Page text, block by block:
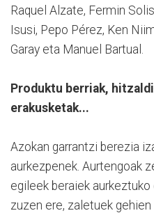
Raquel Alzate, Fermin
Isusi, Pepo Pérez, Ken
Garay eta Manuel Bartual.
Produktu berriak,
erakusketak...
Azokan garrantzi berezia
aurkezpenek. Aurtengoak
egileek beraiek
zuzen ere, zaletuek